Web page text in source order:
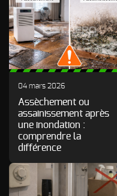
04 mars 2026
Assèchement ou
assainissement après
une inondation :
comprendre la
différence